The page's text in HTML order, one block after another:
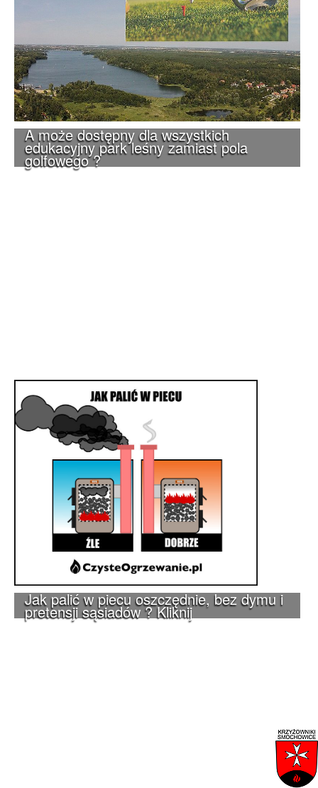
A może dostępny dla wszystkich
edukacyjny park leśny zamiast pola
golfowego ?
Jak palić w piecu oszczędnie, bez dymu i
pretensji sąsiadów ? Kliknij